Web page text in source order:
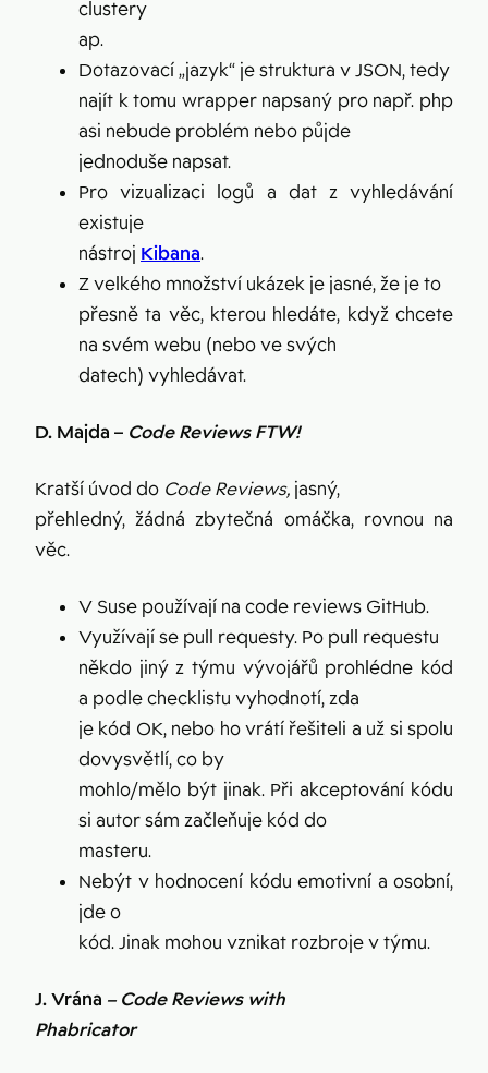
clustery
ap.
Dotazovací „jazyk“ je struktura v JSON, tedy
najít k tomu wrapper napsaný pro např. php
asi nebude problém nebo půjde
jednoduše napsat.
Pro vizualizaci logů a dat z vyhledávání
existuje
nástroj Kibana.
Z velkého množství ukázek je jasné, že je to
přesně ta věc, kterou hledáte, když chcete
na svém webu (nebo ve svých
datech) vyhledávat.
D. Majda – Code Reviews FTW!
Kratší úvod do Code Reviews, jasný,
přehledný, žádná zbytečná omáčka, rovnou na
věc.
V Suse používají na code reviews GitHub.
Využívají se pull requesty. Po pull requestu
někdo jiný z týmu vývojářů prohlédne kód
a podle checklistu vyhodnotí, zda
je kód OK, nebo ho vrátí řešiteli a už si spolu
dovysvětlí, co by
mohlo/mělo být jinak. Při akceptování kódu
si autor sám začleňuje kód do
masteru.
Nebýt v hodnocení kódu emotivní a osobní,
jde o
kód. Jinak mohou vznikat rozbroje v týmu.
J. Vrána – Code Reviews with
Phabricator